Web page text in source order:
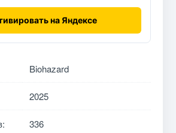
на Яндексе
Biohazard
2025
336